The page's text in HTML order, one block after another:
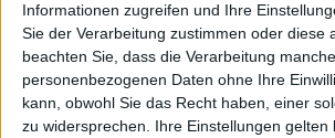
Informationen zugreifen und Ihre
Sie der Verarbeitung zustimmen oder diese
beachten Sie, dass die Verarbeitung
personenbezogenen Daten ohne Ihre
kann, obwohl Sie das Recht haben, einer
zu widersprechen. Ihre Einstellungen gelten
Andreeva großer
FürMirra Andreevawar es ein
Swing. Nach einem weiteren frühen